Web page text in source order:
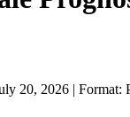
20, 2026 | Format: